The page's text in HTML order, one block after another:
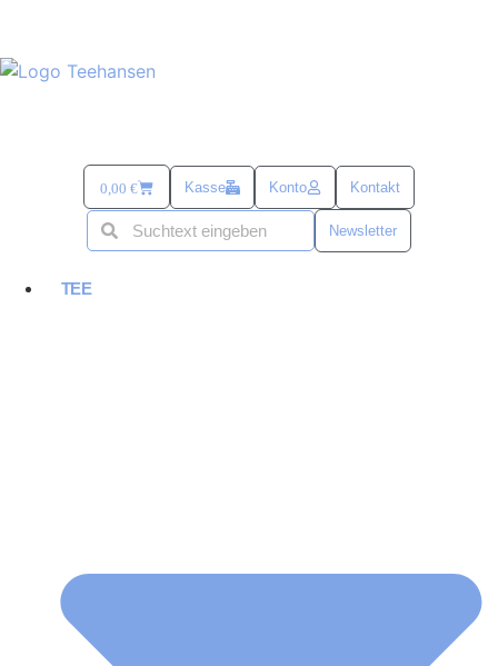
0,00 € Kasse Konto Kontakt
Newsletter
TEE